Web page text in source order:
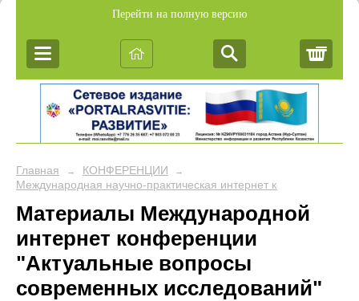
Перейти на полную версию
Главная → КОНФЕРЕНЦИИ →
Международная научно-практическая интернет
Материалы Международной
интернет конференции
"Актуальные вопросы
современных исследований"